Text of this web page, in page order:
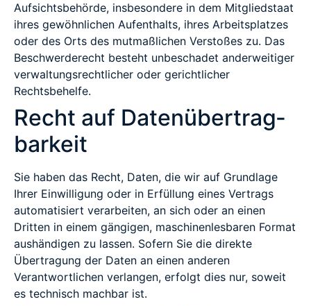
Aufsichtsbehörde, insbesondere in dem Mitgliedstaat
ihres gewöhnlichen Aufenthalts, ihres Arbeitsplatzes
oder des Orts des mutmaßlichen Verstoßes zu. Das
Beschwerderecht besteht unbeschadet anderweitiger
verwaltungsrechtlicher oder gerichtlicher
Rechtsbehelfe.
Recht auf Daten­übertrag­
barkeit
Sie haben das Recht, Daten, die wir auf Grundlage
Ihrer Einwilligung oder in Erfüllung eines Vertrags
automatisiert verarbeiten, an sich oder an einen
Dritten in einem gängigen, maschinenlesbaren Format
aushändigen zu lassen. Sofern Sie die direkte
Übertragung der Daten an einen anderen
Verantwortlichen verlangen, erfolgt dies nur, soweit
es technisch machbar ist.